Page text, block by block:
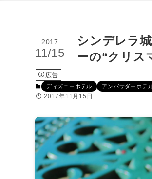
シンデレラ
ーの“クリス
2017
11/15
広告
ディズニーホテル アンバサダーホテ
2017年11月15日